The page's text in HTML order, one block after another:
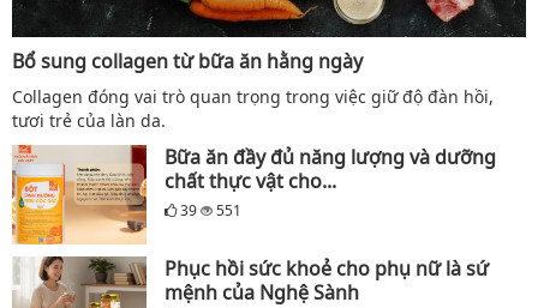
Bổ sung collagen từ bữa ăn hằng ngày
Collagen đóng vai trò quan trọng trong việc giữ độ đàn hồi,
tươi trẻ của làn da.
Bữa ăn đầy đủ năng lượng và dưỡng
chất thực vật cho...
39 551
Phục hồi sức khoẻ cho phụ nữ là sứ
mệnh của Nghệ Sành